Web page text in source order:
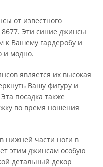
от известного
8677. Эти синие джинсы
к Вашему гардеробу и
и модно.
является их высокая
Вашу фигуру и
посадка также
во время ношения
нижней части ноги в
этим джинсам особую
детальный декор